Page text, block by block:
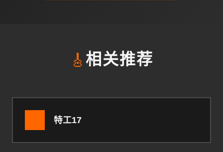
🎸 相关推荐
特工17